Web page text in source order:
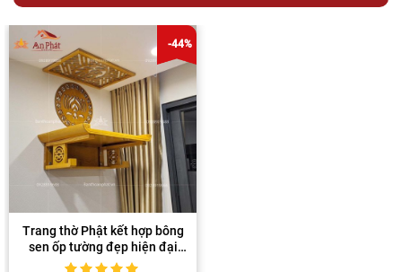
-44%
Trang thờ Phật kết hợp bông
sen ốp tường đẹp hiện đại
BTT1017